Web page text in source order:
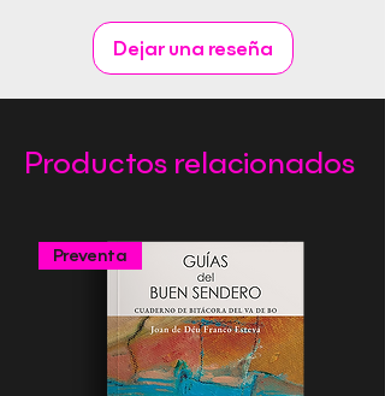
Editorial Rapitbook S.L.
Dejar una reseña
Productos relacionados
Preventa